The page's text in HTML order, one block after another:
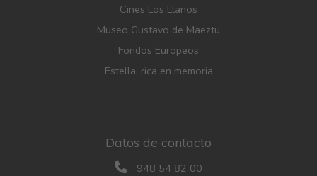
Cines Los Llanos
Museo Gustavo de Maeztu
Fondos Europeos
Estella, rica en memoria
Datos de contacto
948 54 82 00